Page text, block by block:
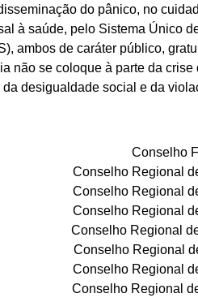
do pânico, no
à saúde, pelo Sistema Único
ambos de caráter público,
não se coloque à parte da
desigualdade social e da
Conselho
Conselho Regional
Conselho Regional
Conselho Regional
Conselho Regional
Conselho Regional
Conselho Regional
Conselho Regional